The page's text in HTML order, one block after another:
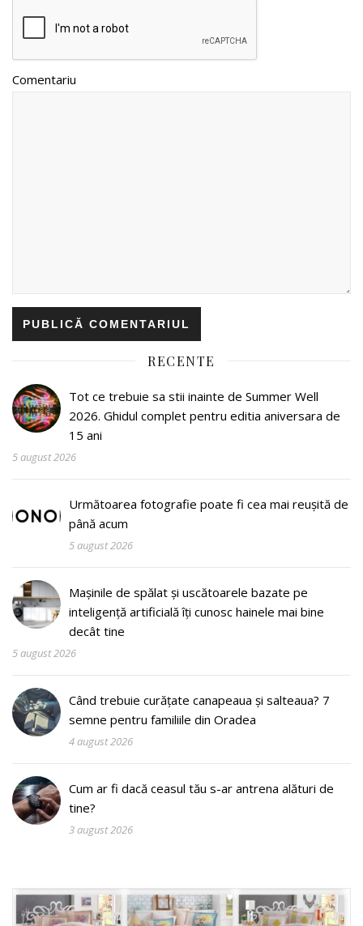
Comentariu
RECENTE
Tot ce trebuie sa stii inainte de Summer Well
2026. Ghidul complet pentru editia aniversara de
15 ani
5 august 2026
Următoarea fotografie poate fi cea mai reușită de
până acum
5 august 2026
Mașinile de spălat și uscătoarele bazate pe
inteligență artificială îți cunosc hainele mai bine
decât tine
5 august 2026
Când trebuie curățate canapeaua și salteaua? 7
semne pentru familiile din Oradea
4 august 2026
Cum ar fi dacă ceasul tău s-ar antrena alături de
tine?
3 august 2026